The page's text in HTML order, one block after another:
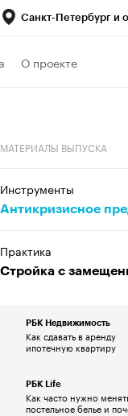
Санкт-Петербург и
О проекте
МАТЕРИАЛЫ ВЫПУСКА
Инструменты
Антикризисное
Практика
Стройка с
РБК Недвижимость
Как сдавать в аренду
ипотечную квартиру
РБК Life
Как часто нужно
постельное белье и